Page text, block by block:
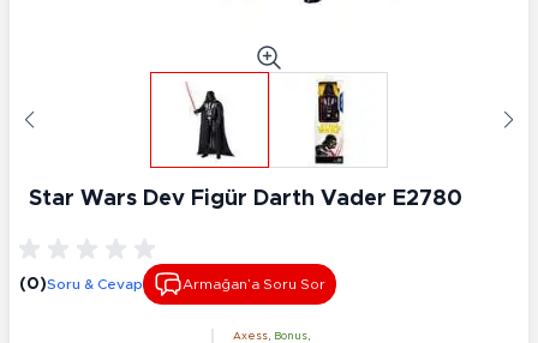
Star Wars Dev Figür Darth Vader E2780
(0)Soru & Cevap Armağan’a Soru Sor
Axess Bonus